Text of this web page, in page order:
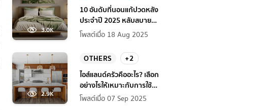
3.0K
10 อันดับที่นอนแก้ปวดหลัง
ประจำปี 2025 หลับสบาย
สุขภาพดียิ่งกว่าเดิม
โพสต์เมื่อ 18 Aug 2025
2.9K
OTHERS
+2
ไอส์แลนด์ครัวคืออะไร? เลือก
อย่างไรให้เหมาะกับการใช้
งานที่บ้าน
โพสต์เมื่อ 07 Sep 2025